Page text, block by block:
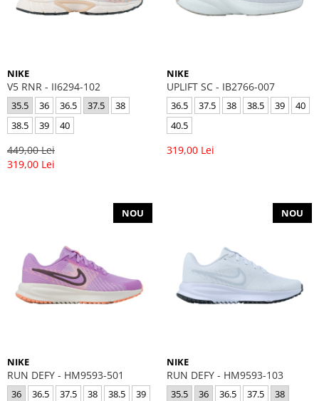
NIKE
V5 RNR - II6294-102
35.5 36 36.5 37.5
38
38.5
39 40
449,00 Lei
319,00 Lei
NIKE
UPLIFT SC - IB2766-007
36.5 37.5 38 38.5 39
40
40.5
319,00 Lei
NOU
NIKE
RUN DEFY - HM9593-501
36 36.5 37.5 38 38.5 39
NOU
NIKE
RUN DEFY - HM9593-103
35.5 36 36.5 37.5 38